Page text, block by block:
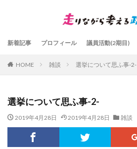
新着記事 プロフィール 議員活動(2期目)
HOME 雑談 選挙について思ふ事-2-
選挙について思ふ事-2-
2019年4月28日 2019年4月28日 雑談